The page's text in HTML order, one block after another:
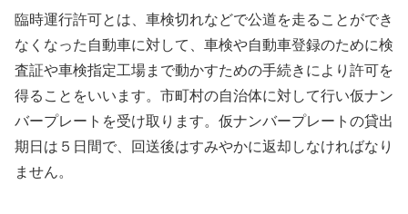
臨時運行許可とは、車検切れなどで公道を走ることができ
なくなった自動車に対して、車検や自動車登録のために検
査証や車検指定工場まで動かすための手続きにより許可を
得ることをいいます。市町村の自治体に対して行い仮ナン
バープレートを受け取ります。仮ナンバープレートの貸出
期日は５日間で、回送後はすみやかに返却しなければなり
ません。